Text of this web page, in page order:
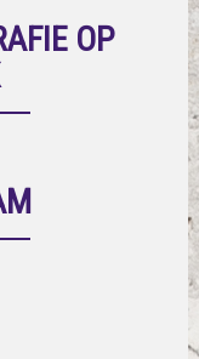
OP